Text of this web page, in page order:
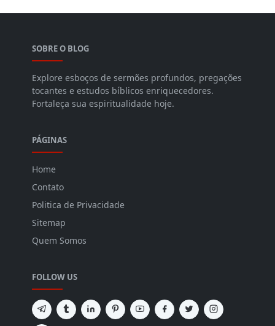
SOBRE O BLOG
Explore esboços de sermões profundos, pregações
tocantes e estudos bíblicos enriquecedores.
Fortaleça sua espiritualidade hoje.
PÁGINAS
Home
Contato
Politica de Privacidade
Sitemap
Quem Somos
FOLLOW US